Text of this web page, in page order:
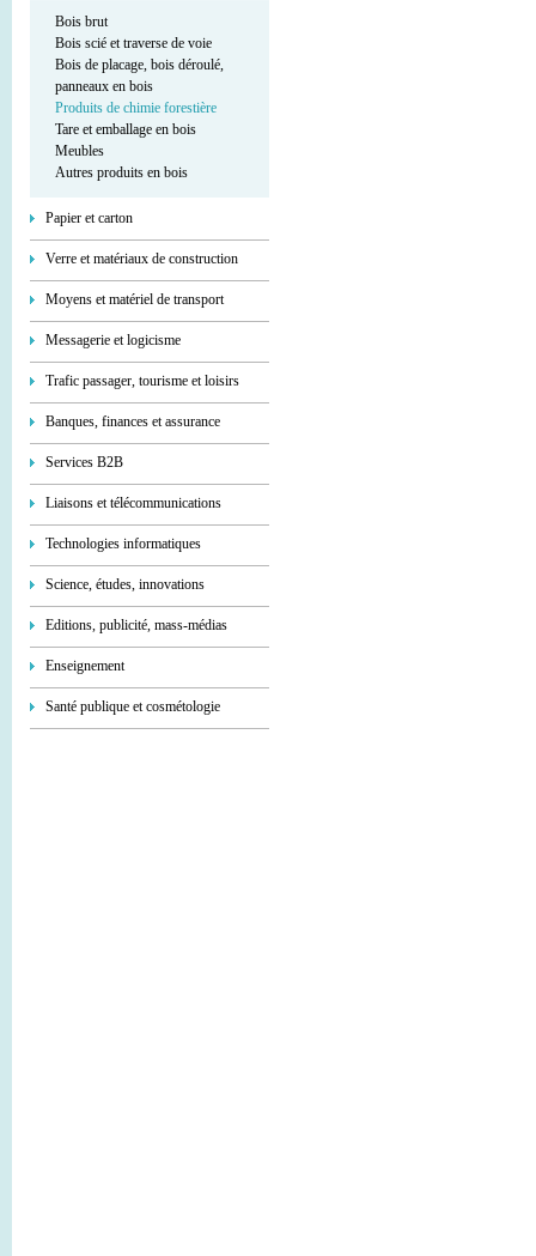
Bois brut
Bois scié et traverse de voie
Bois de placage, bois déroulé,
panneaux en bois
Produits de chimie forestière
Tare et emballage en bois
Meubles
Autres produits en bois
Papier et carton
Verre et matériaux de construction
Moyens et matériel de transport
Messagerie et logicisme
Trafic passager, tourisme et loisirs
Banques, finances et assurance
Services В2В
Liaisons et télécommunications
Technologies informatiques
Science, études, innovations
Editions, publicité, mass-médias
Enseignement
Santé publique et cosmétologie